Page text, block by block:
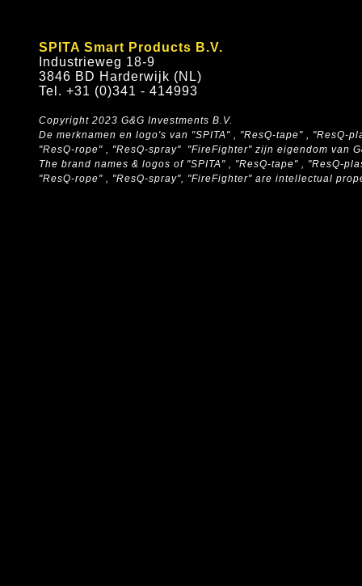
SPITA Smart Products B.V.
Industrieweg 18-9
3846 BD Harderwijk (NL)
Tel. +31 (0)341 - 414993
Copyright 2023 G&G Investments B.V.
De merknamen en logo's van "SPITA" , "ResQ-tape" , "ResQ-
"ResQ-rope" , "ResQ-spray" "FireFighter" zijn eigendom van
The brand names & logos of "SPITA" , "ResQ-tape" , "ResQ-
"ResQ-rope" , "ResQ-spray", "FireFighter" are intellectual